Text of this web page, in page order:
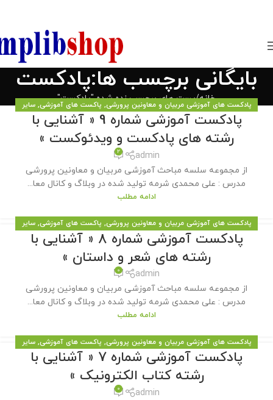
بایگانی برچسب ها:پادکست
خانه پست های برچسب زده شده "پادکست"
پادکست های آموزشی مربیان و معاونین پرورشی, پاکست های آموزشی,سایر
مطالب سایت
پادکست آموزشی شماره 9 « آشنایی با
رشته های پادکست و ویدئوکست »
admin
2
از مجموعه سلسه مباحث آموزشی مربیان و معاونین پرورشی
مدرس : علی محمدی شرمه تولید شده در وبلاگ و کانال معا...
ادامه مطلب
پادکست های آموزشی مربیان و معاونین پرورشی, پاکست های آموزشی,سایر
مطالب سایت
پادکست آموزشی شماره 8 « آشنایی با
رشته های شعر و داستان »
admin
0
از مجموعه سلسه مباحث آموزشی مربیان و معاونین پرورشی
مدرس : علی محمدی شرمه تولید شده در وبلاگ و کانال معا...
ادامه مطلب
پادکست های آموزشی مربیان و معاونین پرورشی, پاکست های آموزشی,سایر
مطالب سایت
پادکست آموزشی شماره 7 « آشنایی با
رشته کتاب الکترونیک »
admin
0